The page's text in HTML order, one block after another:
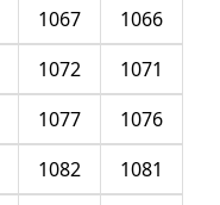
1066
1067
1071
1072
1076
1077
1081
1082